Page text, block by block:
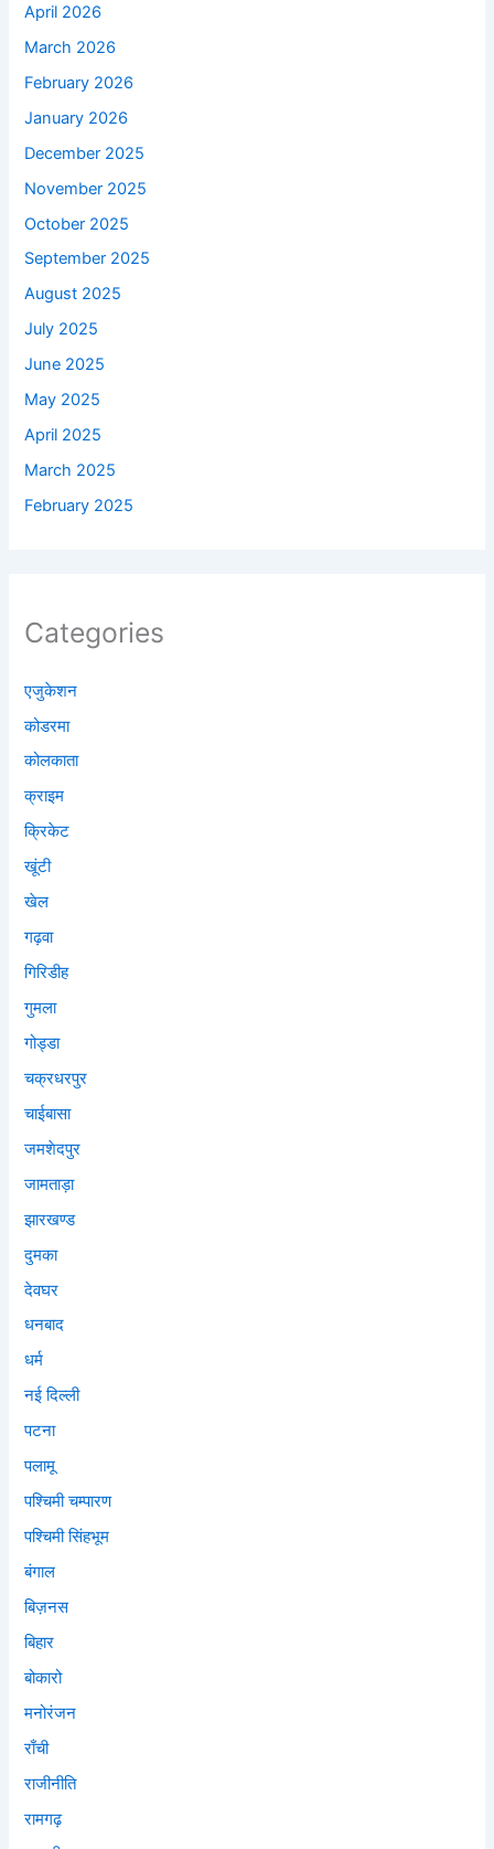
April 2026
March 2026
February 2026
January 2026
December 2025
November 2025
October 2025
September 2025
August 2025
July 2025
June 2025
May 2025
April 2025
March 2025
February 2025
Categories
एजुकेशन
कोडरमा
कोलकाता
क्राइम
क्रिकेट
खूंटी
खेल
गढ़वा
गिरिडीह
गुमला
गोड्डा
चक्रधरपुर
चाईबासा
जमशेदपुर
जामताड़ा
झारखण्ड
दुमका
देवघर
धनबाद
धर्म
नई दिल्ली
पटना
पलामू
पश्चिमी चम्पारण
पश्चिमी सिंहभूम
बंगाल
बिज़नस
बिहार
बोकारो
मनोरंजन
राँची
राजीनीति
रामगढ़